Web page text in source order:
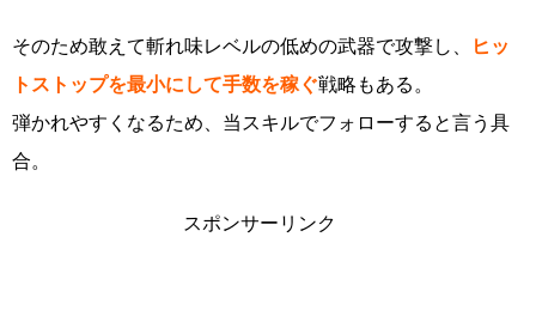
そのため敢えて斬れ味レベルの低めの武器で攻撃し、
ヒッ
トストップを最小にして手数を稼ぐ戦略もある。
弾かれやすくなるため、当スキルでフォローすると言う具
合。
スポンサーリンク